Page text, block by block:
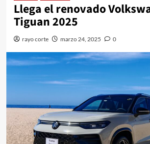
Llega el renovado
Tiguan 2025
rayo corte marzo 24, 2025 0